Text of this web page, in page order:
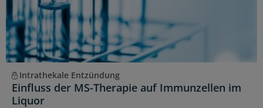
Intrathekale Entzündung
Einfluss der MS-Therapie auf Immunzellen im
Liquor